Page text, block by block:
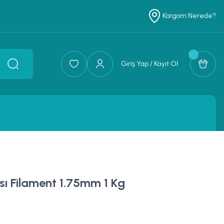
Kargom Nerede?
Giriş Yap / Kayıt Ol
Filament 1.75mm 1 Kg